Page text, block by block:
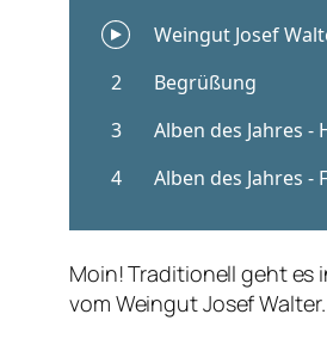
Moin! Traditionell geht es
vom Weingut Josef Walter.